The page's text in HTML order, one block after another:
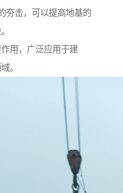
夯击，可以提高地基的
用，广泛应用于建
。